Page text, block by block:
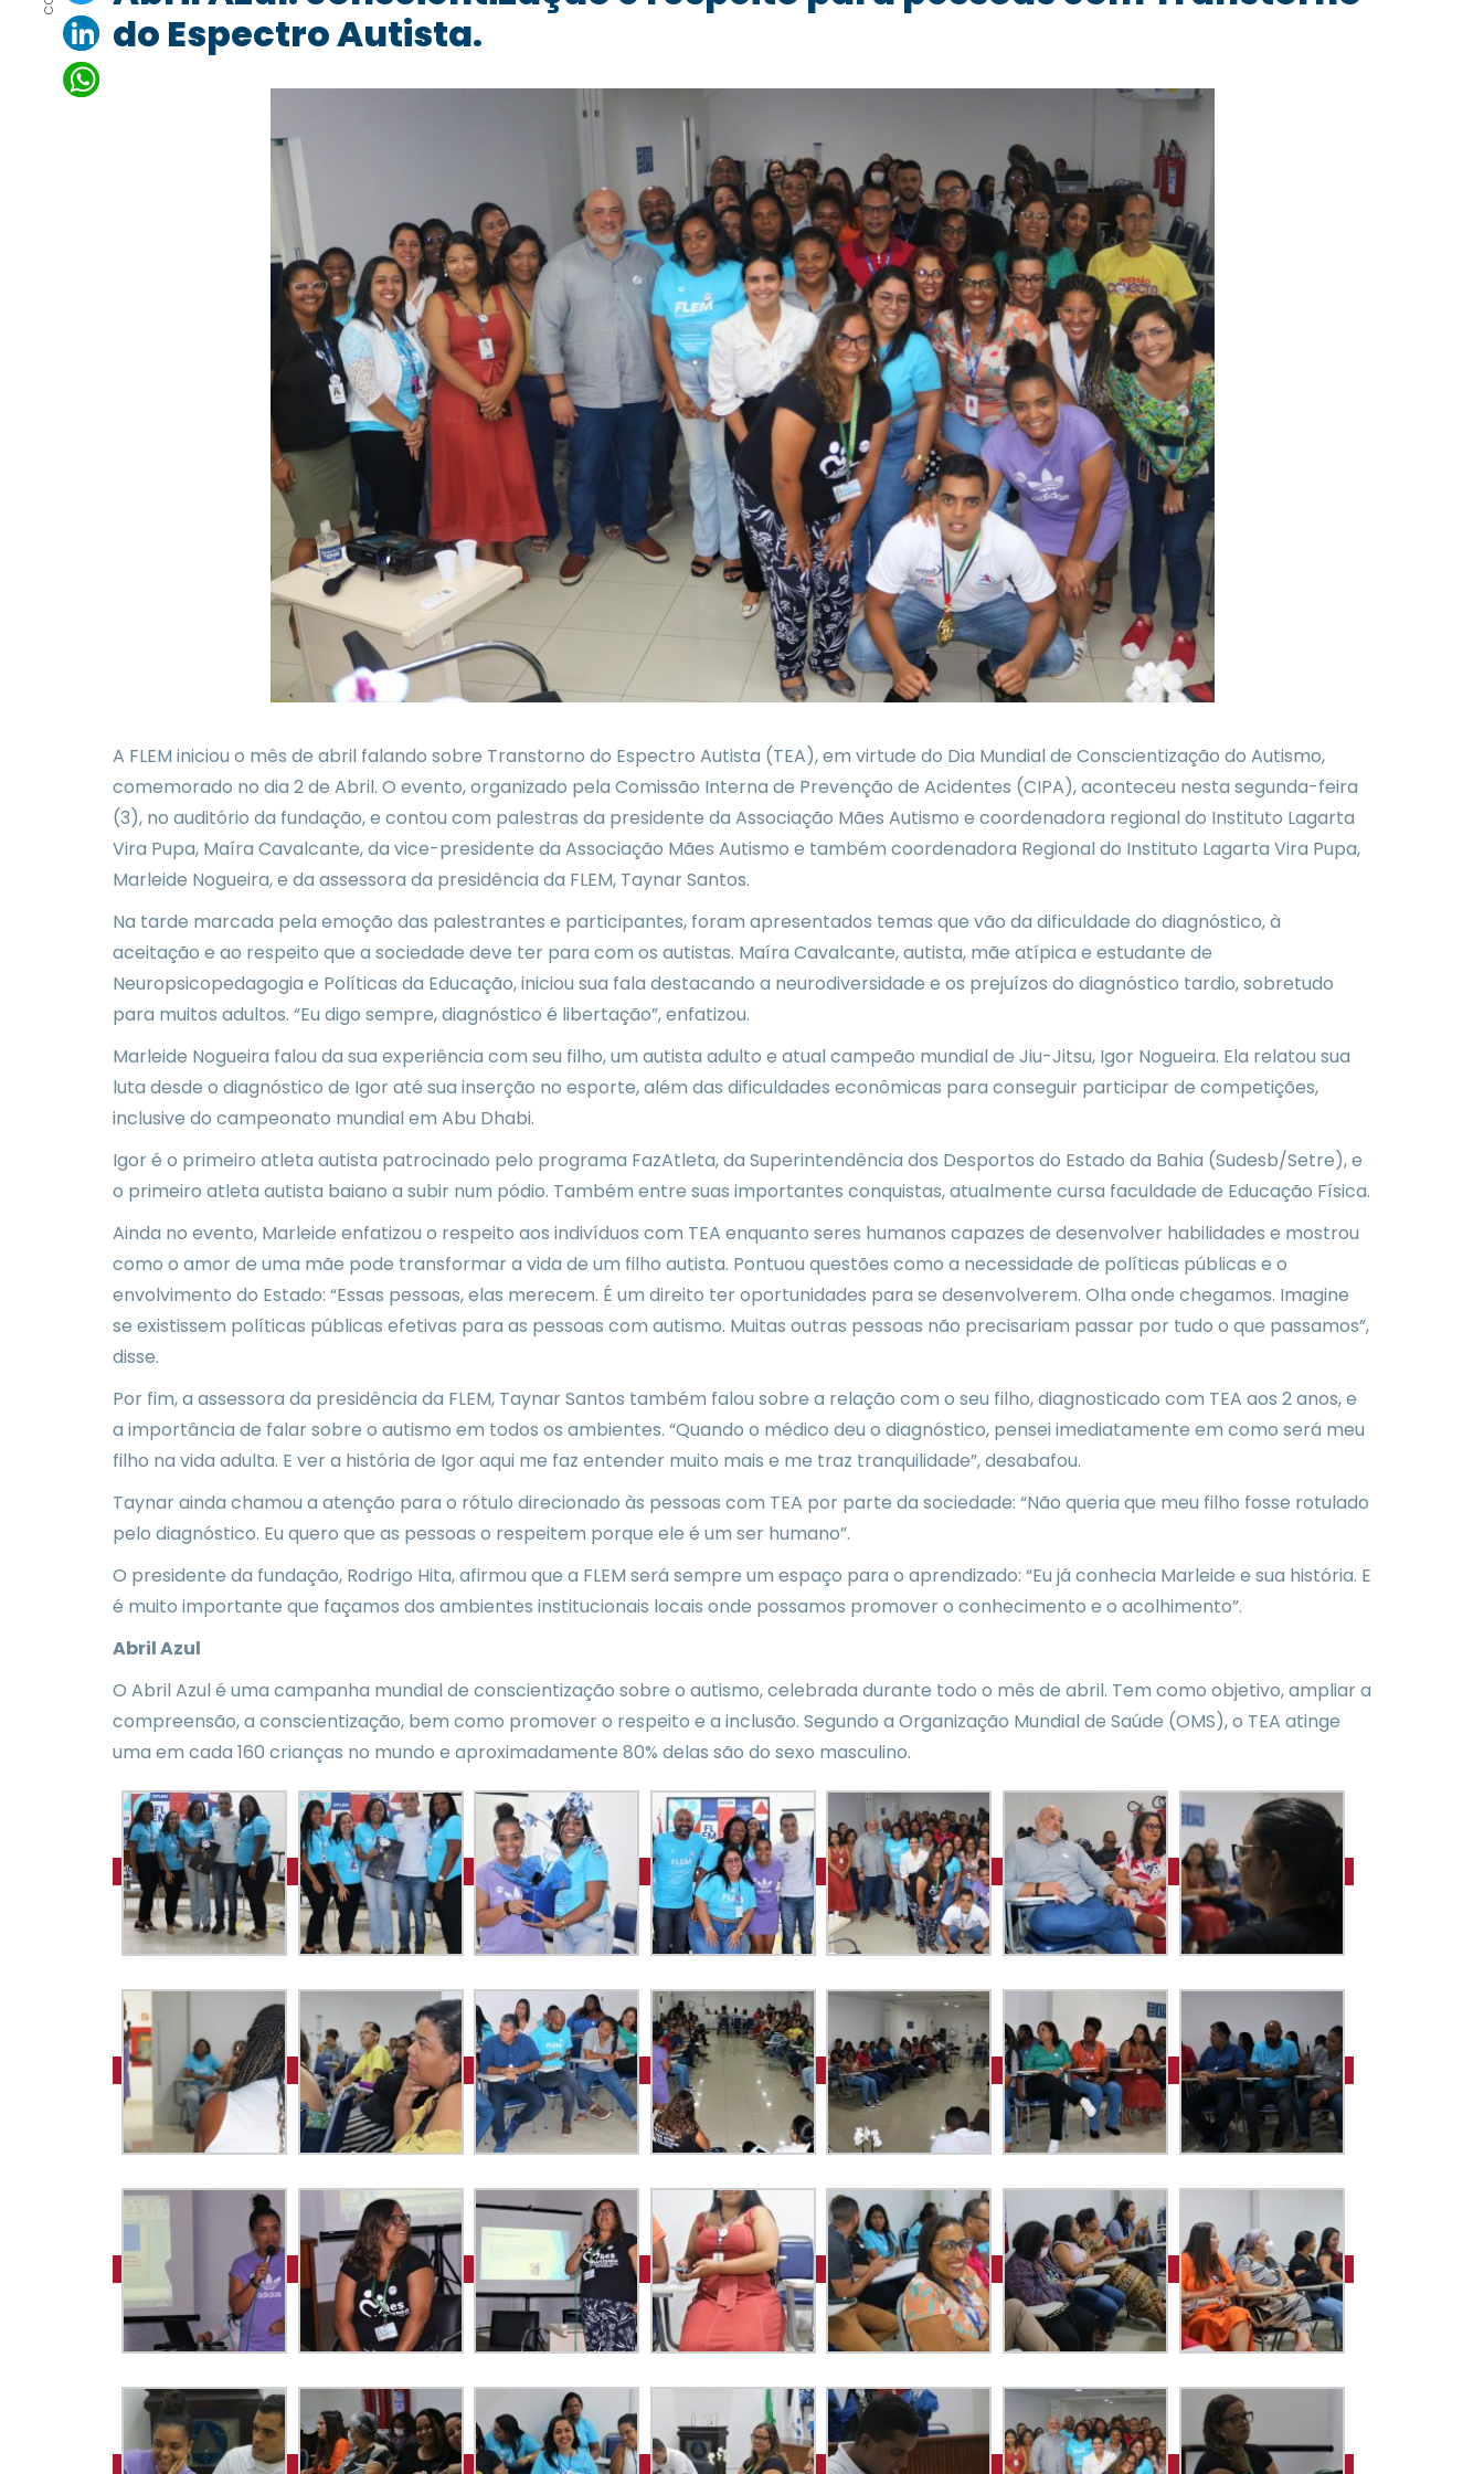
LinkedIn
do Espectro Autista.
A FLEM iniciou o mês de abril falando sobre Transtorno do Espectro Autista (TEA), em virtude do Dia Mundial de Conscientização do Autismo,
comemorado no dia 2 de Abril. O evento, organizado pela Comissão Interna de Prevenção de Acidentes (CIPA), aconteceu nesta segunda-feira
(3), no auditório da fundação, e contou com palestras da presidente da Associação Mães Autismo e coordenadora regional do Instituto Lagarta
Vira Pupa, Maíra Cavalcante, da vice-presidente da Associação Mães Autismo e também coordenadora Regional do Instituto Lagarta Vira Pupa,
Marleide Nogueira, e da assessora da presidência da FLEM, Taynar Santos.
Na tarde marcada pela emoção das palestrantes e participantes, foram apresentados temas que vão da dificuldade do diagnóstico, à
aceitação e ao respeito que a sociedade deve ter para com os autistas. Maíra Cavalcante, autista, mãe atípica e estudante de
Neuropsicopedagogia e Políticas da Educação, iniciou sua fala destacando a neurodiversidade e os prejuízos do diagnóstico tardio, sobretudo
para muitos adultos. “Eu digo sempre, diagnóstico é libertação”, enfatizou.
Marleide Nogueira falou da sua experiência com seu filho, um autista adulto e atual campeão mundial de Jiu-Jitsu, Igor Nogueira. Ela relatou sua
luta desde o diagnóstico de Igor até sua inserção no esporte, além das dificuldades econômicas para conseguir participar de competições,
inclusive do campeonato mundial em Abu Dhabi.
Igor é o primeiro atleta autista patrocinado pelo programa FazAtleta, da Superintendência dos Desportos do Estado da Bahia (Sudesb/Setre), e
o primeiro atleta autista baiano a subir num pódio. Também entre suas importantes conquistas, atualmente cursa faculdade de Educação Física.
Ainda no evento, Marleide enfatizou o respeito aos indivíduos com TEA enquanto seres humanos capazes de desenvolver habilidades e mostrou
como o amor de uma mãe pode transformar a vida de um filho autista. Pontuou questões como a necessidade de políticas públicas e o
envolvimento do Estado: “Essas pessoas, elas merecem. É um direito ter oportunidades para se desenvolverem. Olha onde chegamos. Imagine
se existissem políticas públicas efetivas para as pessoas com autismo. Muitas outras pessoas não precisariam passar por tudo o que passamos”,
disse.
Por fim, a assessora da presidência da FLEM, Taynar Santos também falou sobre a relação com o seu filho, diagnosticado com TEA aos 2 anos, e
a importância de falar sobre o autismo em todos os ambientes. “Quando o médico deu o diagnóstico, pensei imediatamente em como será meu
filho na vida adulta. E ver a história de Igor aqui me faz entender muito mais e me traz tranquilidade”, desabafou.
Taynar ainda chamou a atenção para o rótulo direcionado às pessoas com TEA por parte da sociedade: “Não queria que meu filho fosse rotulado
pelo diagnóstico. Eu quero que as pessoas o respeitem porque ele é um ser humano”.
O presidente da fundação, Rodrigo Hita, afirmou que a FLEM será sempre um espaço para o aprendizado: “Eu já conhecia Marleide e sua história. E
é muito importante que façamos dos ambientes institucionais locais onde possamos promover o conhecimento e o acolhimento”.
Abril Azul
O Abril Azul é uma campanha mundial de conscientização sobre o autismo, celebrada durante todo o mês de abril. Tem como objetivo, ampliar a
compreensão, a conscientização, bem como promover o respeito e a inclusão. Segundo a Organização Mundial de Saúde (OMS), o TEA atinge
uma em cada 160 crianças no mundo e aproximadamente 80% delas são do sexo masculino.